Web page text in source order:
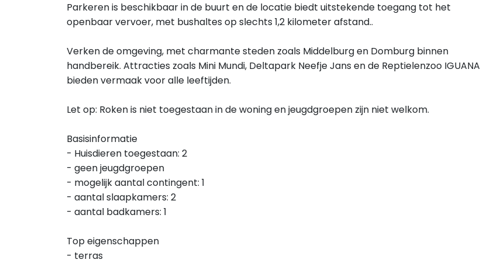
Parkeren is beschikbaar in de buurt en de locatie biedt uitstekende toegang tot het
openbaar vervoer, met bushaltes op slechts 1,2 kilometer afstand..
Verken de omgeving, met charmante steden zoals Middelburg en Domburg binnen
handbereik. Attracties zoals Mini Mundi, Deltapark Neefje Jans en de Reptielenzoo IGUANA
bieden vermaak voor alle leeftijden.
Let op: Roken is niet toegestaan in de woning en jeugdgroepen zijn niet welkom.
Basisinformatie
- Huisdieren toegestaan: 2
- geen jeugdgroepen
- mogelijk aantal contingent: 1
- aantal slaapkamers: 2
- aantal badkamers: 1
Top eigenschappen
- terras